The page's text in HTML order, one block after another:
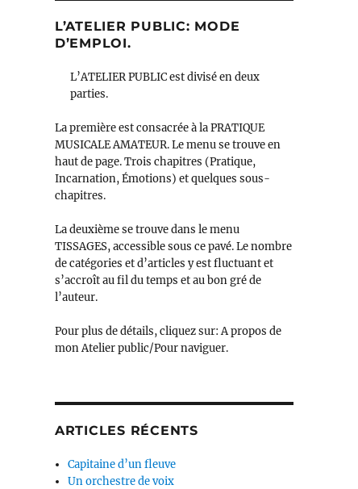
L’ATELIER PUBLIC: MODE
D’EMPLOI.
L’ATELIER PUBLIC est divisé en deux
parties.
La première est consacrée à la PRATIQUE
MUSICALE AMATEUR. Le menu se trouve en
haut de page. Trois chapitres (Pratique,
Incarnation, Émotions) et quelques sous-
chapitres.
La deuxième se trouve dans le menu
TISSAGES, accessible sous ce pavé. Le nombre
de catégories et d’articles y est fluctuant et
s’accroît au fil du temps et au bon gré de
l’auteur.
Pour plus de détails, cliquez sur: A propos de
mon Atelier public/Pour naviguer.
ARTICLES RÉCENTS
Capitaine d’un fleuve
Un orchestre de voix